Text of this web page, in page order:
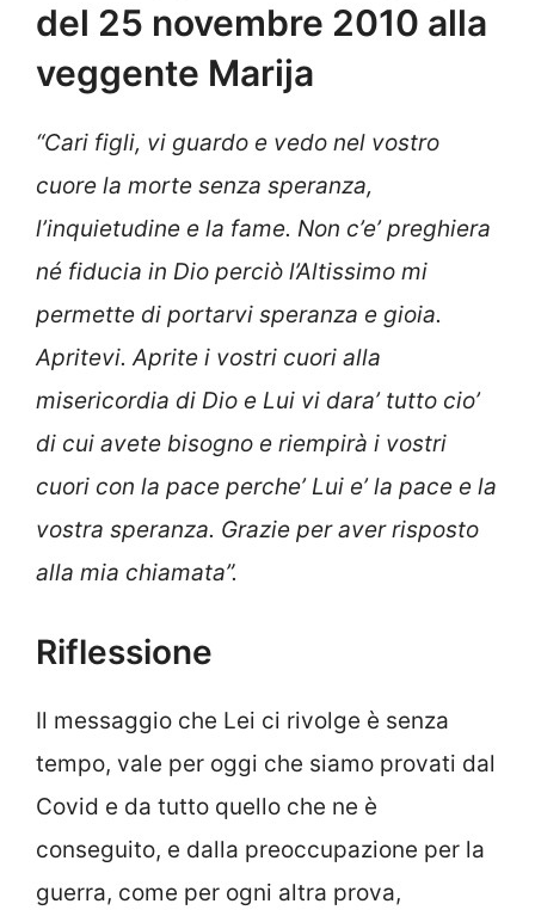
del 25 novembre 2010 alla
veggente Marija
“Cari figli, vi guardo e vedo nel vostro
cuore la morte senza speranza,
l’inquietudine e la fame. Non c’e’ preghiera
né fiducia in Dio perciò l’Altissimo mi
permette di portarvi speranza e gioia.
Apritevi. Aprite i vostri cuori alla
misericordia di Dio e Lui vi dara’ tutto cio’
di cui avete bisogno e riempirà i vostri
cuori con la pace perche’ Lui e’ la pace e la
vostra speranza. Grazie per aver risposto
alla mia chiamata”.
Riflessione
Il messaggio che Lei ci rivolge è senza
tempo, vale per oggi che siamo provati dal
Covid e da tutto quello che ne è
conseguito, e dalla preoccupazione per la
guerra, come per ogni altra prova,